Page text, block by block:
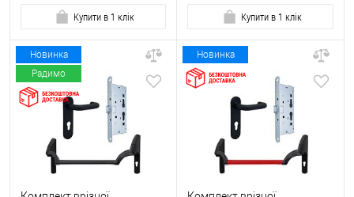
Купити в 1 клік Купити в 1 клік
Новинка
Радимо
Новинка